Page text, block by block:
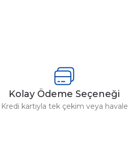
Kolay Ödeme Seçeneği
Kredi kartıyla tek çekim veya havale